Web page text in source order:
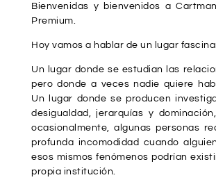
Bienvenidas y bienvenidos a
Premium.
Hoy vamos a hablar de un lugar
Un lugar donde se estudian las
pero donde a veces nadie quiere
Un lugar donde se producen
desigualdad, jerarquías y
ocasionalmente, algunas personas
profunda incomodidad cuando
esos mismos fenómenos podrían
propia institución.